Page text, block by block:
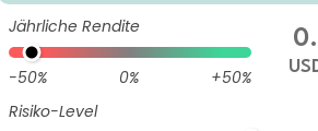
Jährliche Rendite
-50% 0%
+50%
Risiko-Level